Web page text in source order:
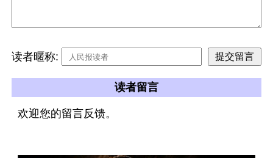
读者暱称:
读者留言
欢迎您的留言反馈。